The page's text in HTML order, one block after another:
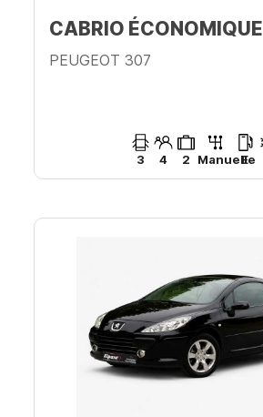
CABRIO ÉCONOMIQUE
PEUGEOT 307
3 4 2 Manuelle
E